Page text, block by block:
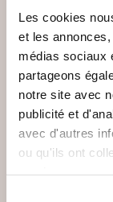
Les cookies
et les
médias sociaux
partageons
notre site avec
publicité et
avec d'autres
ou qu'ils ont